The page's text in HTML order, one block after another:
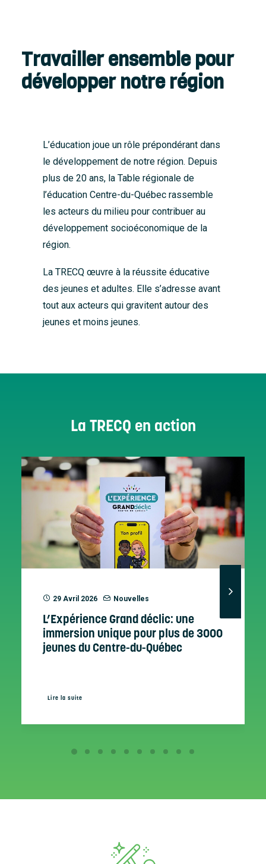
Travailler ensemble pour
développer notre région
L’éducation joue un rôle prépondérant dans
le développement de notre région. Depuis
plus de 20 ans, la Table régionale de
l’éducation Centre-du-Québec rassemble
les acteurs du milieu pour contribuer au
développement socioéconomique de la
région.
La TRECQ œuvre à la réussite éducative
des jeunes et adultes. Elle s’adresse avant
tout aux acteurs qui gravitent autour des
jeunes et moins jeunes.
La TRECQ en action
29 Avril 2026 Nouvelles
L’Expérience Grand déclic: une
immersion unique pour plus de 3000
jeunes du Centre-du-Québec
Lire la suite